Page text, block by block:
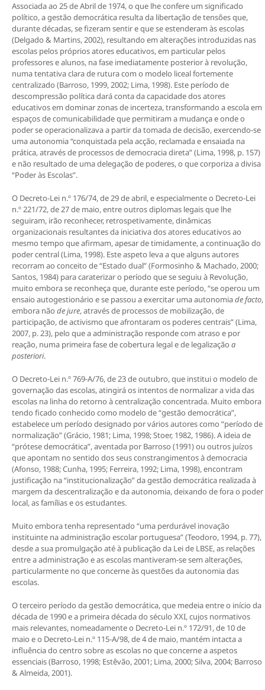
Associada ao 25 de Abril de 1974, o que lhe confere um significado
político, a gestão democrática resulta da libertação de tensões que,
durante décadas, se fizeram sentir e que se estenderam às escolas
(Delgado & Martins, 2002), resultando em alterações introduzidas nas
escolas pelos próprios atores educativos, em particular pelos
professores e alunos, na fase imediatamente posterior à revolução,
numa tentativa clara de rutura com o modelo liceal fortemente
centralizado (Barroso, 1999, 2002; Lima, 1998). Este período de
descompressão política dará conta da capacidade dos atores
educativos em dominar zonas de incerteza, transformando a escola em
espaços de comunicabilidade que permitiram a mudança e onde o
poder se operacionalizava a partir da tomada de decisão, exercendo-se
uma autonomia “conquistada pela acção, reclamada e ensaiada na
prática, através de processos de democracia direta” (Lima, 1998, p. 157)
e não resultado de uma delegação de poderes, o que corporiza a divisa
“Poder às Escolas”.
O Decreto-Lei n.º 176/74, de 29 de abril, e especialmente o Decreto-Lei
n.º 221/72, de 27 de maio, entre outros diplomas legais que lhe
seguiram, irão reconhecer, retrospetivamente, dinâmicas
organizacionais resultantes da iniciativa dos atores educativos ao
mesmo tempo que afirmam, apesar de timidamente, a continuação do
poder central (Lima, 1998). Este aspeto leva a que alguns autores
recorram ao conceito de “Estado dual” (Formosinho & Machado, 2000;
Santos, 1984) para caraterizar o período que se seguiu à Revolução,
muito embora se reconheça que, durante este período, “se operou um
ensaio autogestionário e se passou a exercitar uma autonomiade facto,
embora não de jure, através de processos de mobilização, de
participação, de activismo que afrontaram os poderes centrais” (Lima,
2007, p. 23), pelo que a administração responde com atraso e por
reação, numa primeira fase de cobertura legal e de legalização a
posteriori.
O Decreto-Lei n.º 769-A/76, de 23 de outubro, que institui o modelo de
governação das escolas, atingirá os intentos de normalizar a vida das
escolas na linha do retorno à centralização concentrada. Muito embora
tendo ficado conhecido como modelo de “gestão democrática”,
estabelece um período designado por vários autores como “período de
normalização” (Grácio, 1981; Lima, 1998; Stoer, 1982, 1986). A ideia de
“prótese democrática”, aventada por Barroso (1991) ou outros juízos
que apontam no sentido dos seus constrangimentos à democracia
(Afonso, 1988; Cunha, 1995; Ferreira, 1992; Lima, 1998), encontram
justificação na “institucionalização” da gestão democrática realizada à
margem da descentralização e da autonomia, deixando de fora o poder
local, as famílias e os estudantes.
Muito embora tenha representado “uma perdurável inovação
instituinte na administração escolar portuguesa” (Teodoro, 1994, p. 77),
desde a sua promulgação até à publicação da Lei de LBSE, as relações
entre a administração e as escolas mantiveram-se sem alterações,
particularmente no que concerne às questões da autonomia das
escolas.
O terceiro período da gestão democrática, que medeia entre o início da
década de 1990 e a primeira década do século XXI, cujos normativos
mais relevantes, nomeadamente o Decreto-Lei n.º 172/91, de 10 de
maio e o Decreto-Lei n.º 115-A/98, de 4 de maio, mantém intacta a
influência do centro sobre as escolas no que concerne a aspetos
essenciais (Barroso, 1998; Estêvão, 2001; Lima, 2000; Silva, 2004; Barroso
& Almeida, 2001).